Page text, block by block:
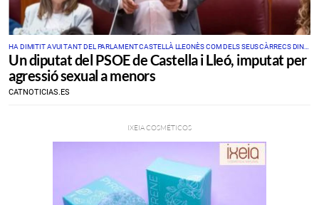
HA DIMITIT AVUI TANT DEL PARLAMENT CASTELLÀ LLEONÈS COM DELS SEUS CÀRRECS DINS
DEL PSOE
Un diputat del PSOE de Castella i Lleó, imputat per
agressió sexual a menors
CATNOTICIAS.ES